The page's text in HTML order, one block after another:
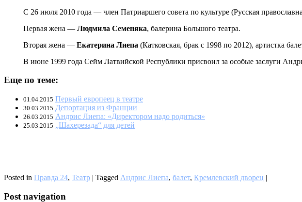
С 26 июля 2010 года — член Патриаршего совета по культуре (Русская
Первая жена — Людмила Семеняка, балерина Большого театра.
Вторая жена — Екатерина Лиепа (Катковская, брак с 1998 по 2012), артистка
В июне 1999 года Сейм Латвийской Республики присвоил за особые заслуги
Еще по теме:
01.04.2015 Первый европеец в театре
30.03.2015 Депортация из Франции
26.03.2015 Андрис Лиепа: «Директором надо родиться»
25.03.2015 „Шахерезада“ для детей
Posted in Правда 24, Театр | Tagged Андрис Лиепа, балет, Кремлевский дворец |
Post navigation